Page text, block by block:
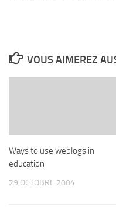
VOUS AIMEREZ
Ways to use weblogs in
education
29 OCTOBRE 2004